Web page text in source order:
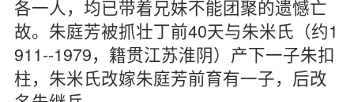
各一人，均已带着兄妹不能团聚的遗憾亡
故。朱庭芳被抓壮丁前40天与朱米氏（约1
911--1979，籍贯江苏淮阴）产下一子朱扣
柱，朱米氏改嫁朱庭芳前育有一子，后改